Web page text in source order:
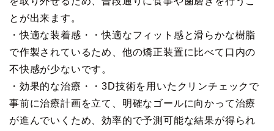
とが出来ます。
・快適な装着感・・快適なフィット感と滑らかな樹脂
で作製されているため、他の矯正装置に比べて口内の
不快感が少ないです。
・効果的な治療・・3D技術を用いたクリンチェックで
事前に治療計画を立て、明確なゴールに向かって治療
が進んでいくため、効率的で予測可能な結果が得られ